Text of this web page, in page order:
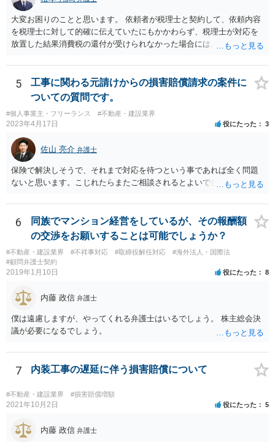
関係を説明して見通しを立て、相手方建築業者に対する請求を行なっ
ていくことになると思います。
大変お困りのことと思います。 依頼者が税理士と契約して、依頼内容
を税理士に対して的確に伝えていたにもかかわらず、税理士が対応を
放置した結果消費税の還付が受けられなかった場合には、賠償請求で
あるか否かという問題 ②税理士本人が税務業務をしていなかったとい
う税理士職務の妥当性の問題 ③クライアントが誤って簡易課税届出書
を提出していたところ、税理士が課税方式の確認をしなかった問題 と
いう課題があります。 ①については、 税理士が責任を持つのは契約に
明記された委任事務に限定されるのが原則です。 サービスとして委任
事務外の税務相談に応じた結果、その責任を負う場合もゼロではあり
ませんが、責任追及するハードルはかなり上がります。 ②について
は、 実際上、税理士事務所では事務員が顧客対応することが多いと聞
きます。 そのため、メールに税理士が参加していないことや直接面談
していないことをもって賠償請求の理由とすることは現実問題として
は難しい可能性があります。 ③については、 税理士が、契約上の委任
事務外の税務相談をサービスで実施していた場合は、税理士側から積
極的に課税方式を確認しなければならないという程度の注意義務は認
められにくいのではないかと思います。 もっとも、顧問契約締結当初
から本件法人設立の相談についても依頼しており委任事務に含まれて
いたと主張できる事情がある場合には、上記より幾分有利に進められ
るかと思います。 より詳細な検討は、個別に法律事務所に問い合わせ
て法律相談されるとよいでしょう。
5
工事に関わる元請けからの損害賠償請求の案件に
ついての質問です。
#個人事業主・フリーランス #不動産・建設業界
2023年4月17日 役にたった 3
佐山 亮介 弁護士
保険で解決しそうで、それまで対応を待つという事であれば全く問題
ないと思います。こじれたらまたご相談されるとよいでしょう。
6
同族でマンション経営をしているが、その報酬額
の交渉をお願いすることは可能でしょうか？
#不動産・建設業界 #不祥事対応 #取締役解任対応
#海外法人・国際法
#顧問弁護士契約
2019年1月10日 役にたった 8
内藤 政信 弁護士
僕は遠慮しますが、やってくれる弁護士はいるでしょう。 株主総会決
議が必要になるでしょう。
7 内装工事の遅延に伴う損害賠償について
#不動産・建設業界 #損害賠償増額
2021年10月2日 役にたった 5
内藤 政信 弁護士